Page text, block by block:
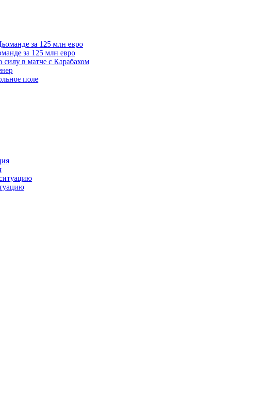
за 125 млн евро
в матче с Карабахом
поле